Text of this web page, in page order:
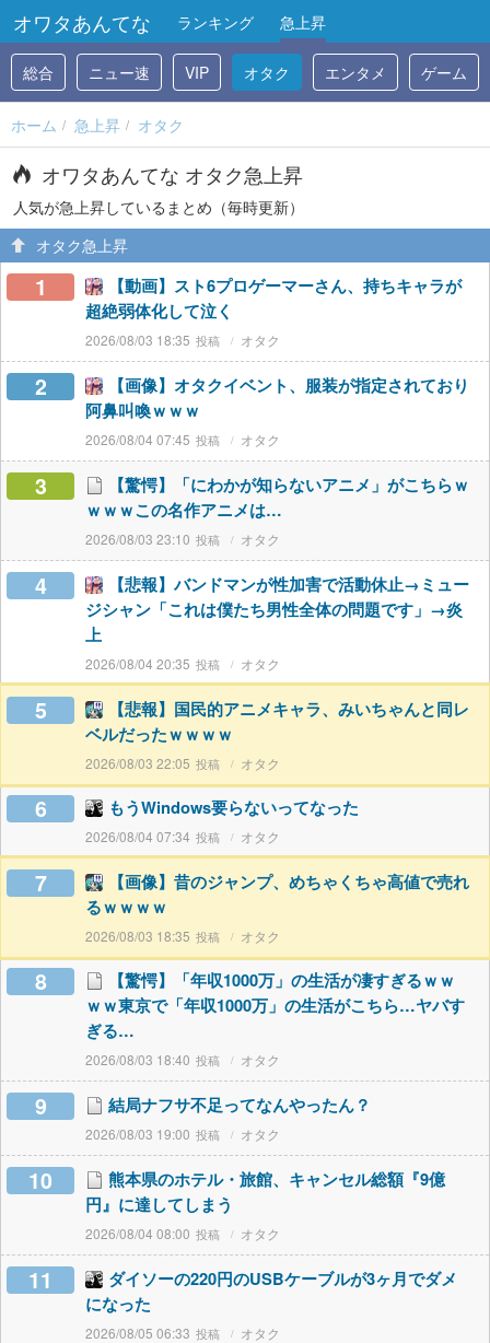
オワタあんてな ランキング 急上昇
総合 ニュー速 VIP オタク エンタメ ゲーム
ホーム 急上昇 オタク
オワタあんてな オタク急上昇
人気が急上昇しているまとめ（毎時更新）
オタク急上昇
1
【動画】スト6プロゲーマーさん、持ちキャラが
超絶弱体化して泣く
2026/08/03 18:35 オタク
2
【画像】オタクイベント、服装が指定されており
阿鼻叫喚ｗｗｗ
2026/08/04 07:45 オタク
3
【驚愕】「にわかが知らないアニメ」がこちらｗ
ｗｗｗこの名作アニメは…
2026/08/03 23:10 オタク
4
【悲報】バンドマンが性加害で活動休止→ミュー
ジシャン「これは僕たち男性全体の問題です」→炎
上
2026/08/04 20:35 オタク
5
【悲報】国民的アニメキャラ、みいちゃんと同レ
ベルだったｗｗｗｗ
2026/08/03 22:05 オタク
6 もうWindows要らないってなった
2026/08/04 07:34 オタク
7
【画像】昔のジャンプ、めちゃくちゃ高値で売れ
るｗｗｗｗ
2026/08/03 18:35 オタク
8
【驚愕】「年収1000万」の生活が凄すぎるｗｗ
ｗｗ東京で「年収1000万」の生活がこちら…ヤバす
ぎる…
2026/08/03 18:40 オタク
9 結局ナフサ不足ってなんやったん？
2026/08/03 19:00 オタク
10
熊本県のホテル・旅館、キャンセル総額『9億
円』に達してしまう
2026/08/04 08:00 オタク
11
ダイソーの220円のUSBケーブルが3ヶ月でダメ
になった
2026/08/05 06:33 オタク